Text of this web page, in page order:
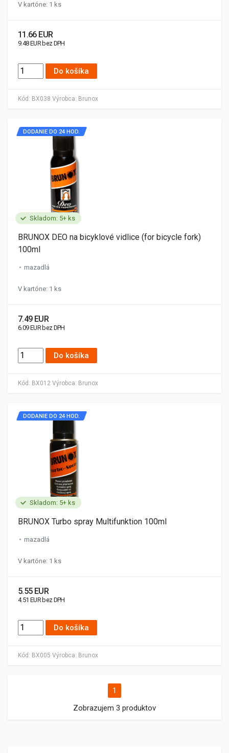
Kód: BX038 Výrobca: Brunox
V kartóne: 1 ks
11.66 EUR
9.48 EUR bez DPH
Do košíka
Skladom: 5+ ks
Kód: BX012 Výrobca: Brunox
DODANIE DO 24 HOD.
BRUNOX DEO na bicyklové vidlice (for bicycle fork)
100ml
mazadlá
V kartóne: 1 ks
7.49 EUR
6.09 EUR bez DPH
Do košíka
Skladom: 5+ ks
Kód: BX005 Výrobca: Brunox
DODANIE DO 24 HOD.
BRUNOX Turbo spray Multifunktion 100ml
mazadlá
V kartóne: 1 ks
5.55 EUR
4.51 EUR bez DPH
Do košíka
1
Zobrazujem 3 produktov